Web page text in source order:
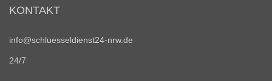
KONTAKT
info@schluesseldienst24-nrw.de
24/7